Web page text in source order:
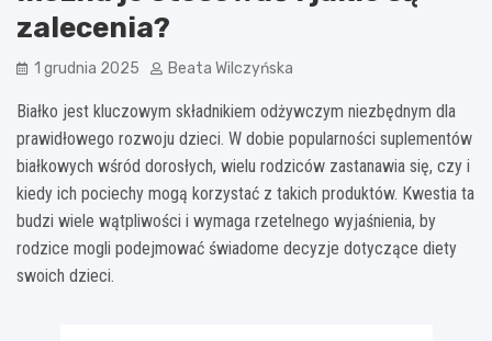
zalecenia?
1 grudnia 2025 Beata Wilczyńska
Białko jest kluczowym składnikiem odżywczym niezbędnym dla
prawidłowego rozwoju dzieci. W dobie popularności suplementów
białkowych wśród dorosłych, wielu rodziców zastanawia się, czy i
kiedy ich pociechy mogą korzystać z takich produktów. Kwestia ta
budzi wiele wątpliwości i wymaga rzetelnego wyjaśnienia, by
rodzice mogli podejmować świadome decyzje dotyczące diety
swoich dzieci.